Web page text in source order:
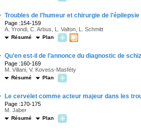
Troubles de l’humeur et chirurgie de
Page :154-159
A. Yrondi, C. Arbus, L. Valton, L. Schmitt
Résumé Plan
Qu’en est-il de l’annonce du diagnostic de
Page :160-169
M. Villani, V. Kovess-Masféty
Résumé Plan
Le cervelet comme acteur majeur dans les
Page :170-175
M. Jaber
Résumé Plan